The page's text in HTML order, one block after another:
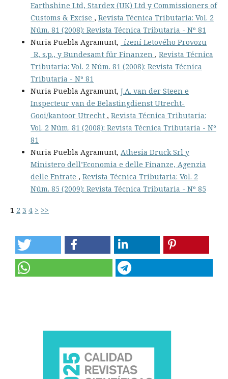
Earthshine Ltd, Stardex (UK) Ltd y Commissioners of
Customs & Excise , Revista Técnica Tributaria: Vol. 2
Núm. 81 (2008): Revista Técnica Tributaria - Nº 81
Nuria Puebla Agramunt, _ízení Letového Provozu
_R, s.p., y Bundesamt für Finanzen , Revista Técnica
Tributaria: Vol. 2 Núm. 81 (2008): Revista Técnica
Tributaria - Nº 81
Nuria Puebla Agramunt, J.A. van der Steen e
Inspecteur van de Belastingdienst Utrecht-
Gooi/kantoor Utrecht , Revista Técnica Tributaria:
Vol. 2 Núm. 81 (2008): Revista Técnica Tributaria - Nº
81
Nuria Puebla Agramunt, Athesia Druck Srl y
Ministero dell’Economia e delle Finanze, Agenzia
delle Entrate , Revista Técnica Tributaria: Vol. 2
Núm. 85 (2009): Revista Técnica Tributaria - Nº 85
1 2 3 4 > >>